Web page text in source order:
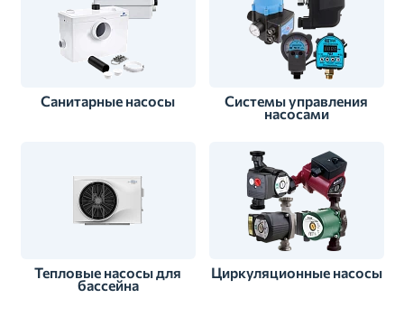
Санитарные насосы Системы управления
насосами
Тепловые насосы для
бассейна
Циркуляционные насосы